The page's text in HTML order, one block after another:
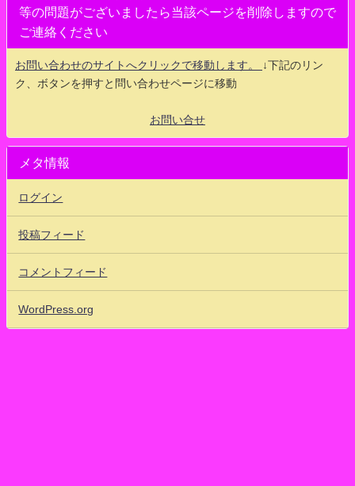
等の問題がございましたら当該ページを削除しますので
ご連絡ください
お問い合わせのサイトへクリックで移動します。
↓下記のリン
ク、ボタンを押すと問い合わせページに移動
お問い合せ
メタ情報
ログイン
投稿フィード
コメントフィード
WordPress.org